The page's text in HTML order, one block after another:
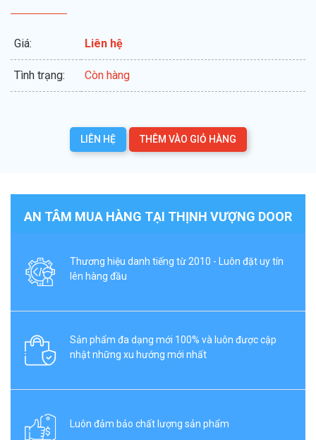
Giá: Liên hệ
Tình trạng: Còn hàng
LIÊN HỆ THÊM VÀO GIỎ HÀNG
AN TÂM MUA HÀNG TẠI THỊNH VƯỢNG DOOR
Thương hiệu danh tiếng từ 2010 - Luôn đặt uy tín
lên hàng đầu
Sản phẩm đa dạng mới 100% và luôn được cập
nhật những xu hướng mới nhất
Luôn đảm bảo chất lượng sản phẩm